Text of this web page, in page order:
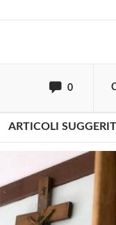
0
ARTICOLI SUGGERITI